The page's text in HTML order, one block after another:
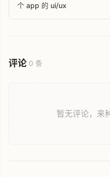
个 app 的 ui/ux
评论 0 条
暂无评论，来